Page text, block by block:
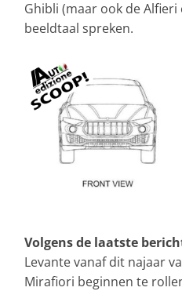
Ghibli (maar ook de
beeldtaal spreken.
Volgens de laatste
Levante vanaf dit najaar
Mirafiori beginnen te